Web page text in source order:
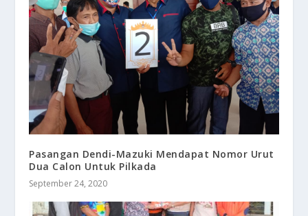
Pasangan Dendi-Mazuki Mendapat Nomor Urut
Dua Calon Untuk Pilkada
September 24, 2020